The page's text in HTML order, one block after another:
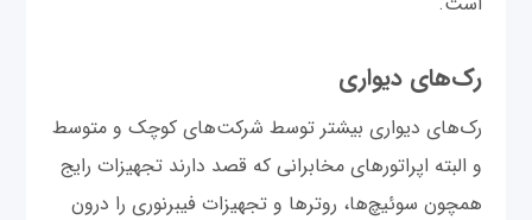
رک‌های دیواری
رک‌های دیواری بیشتر توسط شرکت‌های کوچک و متوسط
و البته اپراتورهای مخابرانی که قصد دارند تجهیزات رایج
همچون سوئیچ‌‌ها، روترها و تجهیزات فیبرنوری را درون